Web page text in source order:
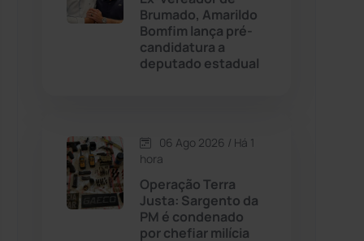
Dom Basílio (391)
(1235)
Érico Cardoso
Esportes
Brumado, Amarildo
Bomfim lança pré-
candidatura a
deputado estadual
06 Ago 2026 / Há 1
hora
Operação Terra
Justa: Sargento da
PM é condenado
por chefiar milícia